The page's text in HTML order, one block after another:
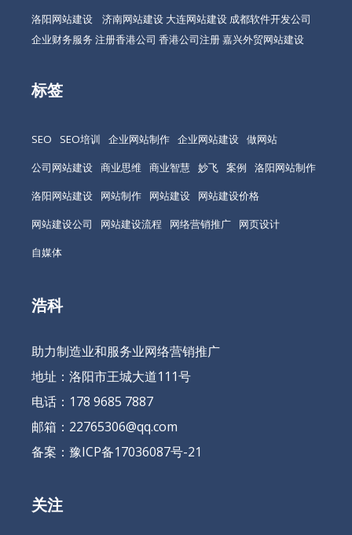
洛阳网站建设 济南网站建设 大连网站建设 成都软件开发公司
企业财务服务 注册香港公司 香港公司注册嘉兴外贸网站建设
标签
SEO SEO培训 企业网站制作 企业网站建设 做网站
公司网站建设 商业思维 商业智慧 妙飞 案例
洛阳网站制作
洛阳网站建设
网站制作 网站建设
网站建设价格
网站建设公司
网站建设流程 网络营销推广
网页设计
自媒体
浩科
助力制造业和服务业网络营销推广
地址：洛阳市王城大道111号
电话：178 9685 7887
邮箱：22765306@qq.com
备案： 豫ICP备17036087号-21
关注